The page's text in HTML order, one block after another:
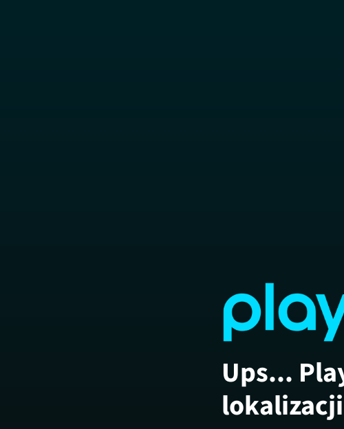
Ups...
lokalizacji